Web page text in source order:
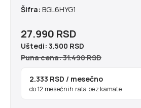
Šifra: BGL6HYG1
27.990 RSD
Uštedi: 3.500 RSD
Puna cena: 31.490 RSD
2.333 RSD / mesečno
do 12 mesečnih rata bez kamate